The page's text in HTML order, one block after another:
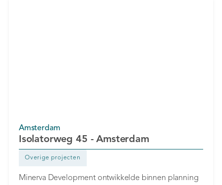
Amsterdam
Isolatorweg 45 - Amsterdam
Overige projecten
Minerva Development ontwikkelde binnen planning